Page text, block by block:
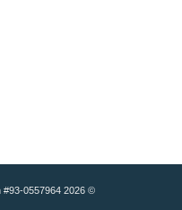
© 2026 Impact NW - 501(c)(3) Tax Identification #93-0557964 |